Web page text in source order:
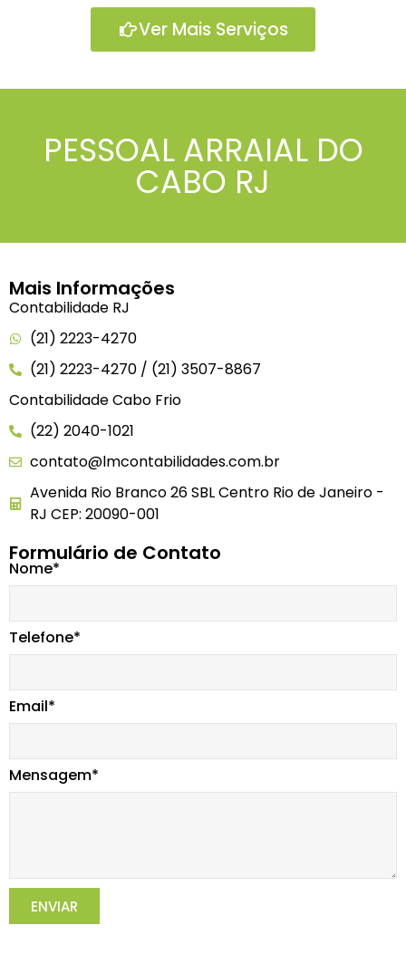
Ver Mais Serviços
PESSOAL ARRAIAL DO
CABO RJ
Mais Informações
Contabilidade RJ
(21) 2223-4270
(21) 2223-4270 / (21) 3507-8867
Contabilidade Cabo Frio
(22) 2040-1021
contato@lmcontabilidades.com.br
Avenida Rio Branco 26 SBL Centro Rio de Janeiro -
RJ CEP: 20090-001
Formulário de Contato
Nome*
Telefone*
Email*
Mensagem*
ENVIAR